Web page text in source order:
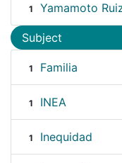
1 Yamamoto
Subject
1 Familia
1 INEA
1 Inequidad